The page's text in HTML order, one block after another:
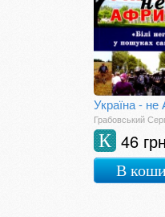
Грабовський
46 грн
К
В